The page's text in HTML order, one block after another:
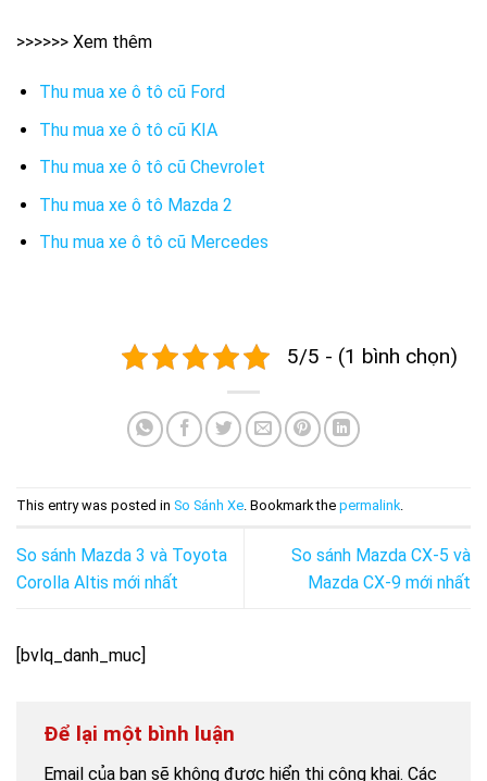
>>>>>> Xem thêm
Thu mua xe ô tô cũ Ford
Thu mua xe ô tô cũ KIA
Thu mua xe ô tô cũ Chevrolet
Thu mua xe ô tô Mazda 2
Thu mua xe ô tô cũ Mercedes
5/5 - (1 bình chọn)
This entry was posted in So Sánh Xe. Bookmark the permalink.
So sánh Mazda 3 và Toyota
Corolla Altis mới nhất
So sánh Mazda CX-5 và
Mazda CX-9 mới nhất
[bvlq_danh_muc]
Để lại một bình luận
Email của bạn sẽ không được hiển thị công khai. Các